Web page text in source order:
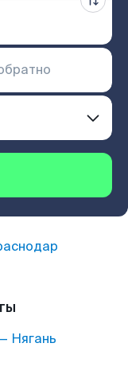
Нягань